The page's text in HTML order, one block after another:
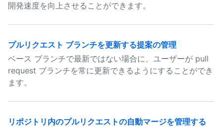
開発速度を向上させることができます。
プルリクエスト ブランチを更新する提案の管理
ベース ブランチで最新ではない場合に、ユーザーが pull
request ブランチを常に更新できるようにすることができ
ます。
リポジトリ内のプルリクエストの自動マージを管理する